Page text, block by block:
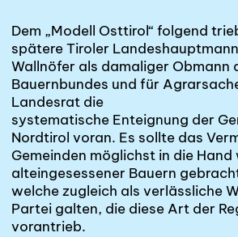
Dem „Modell Osttirol“ folgend
spätere Tiroler
Wallnöfer als damaliger Obmann
Bauernbundes und für
Landesrat die
systematische Enteignung der
Nordtirol voran. Es sollte das
Gemeinden möglichst in die Hand
alteingesessener Bauern
welche zugleich als verlässliche
Partei galten, die diese Art der
vorantrieb.